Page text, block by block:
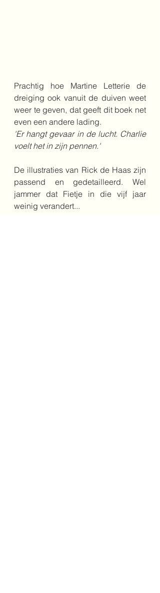
Prachtig hoe Martine Letterie de
dreiging ook vanuit de duiven weet
weer te geven, dat geeft dit boek net
even een andere lading.
'Er hangt gevaar in de lucht. Charlie
voelt het in zijn pennen.'
De illustraties van Rick de Haas zijn
passend en gedetailleerd. Wel
jammer dat Fietje in die vijf jaar
weinig verandert...